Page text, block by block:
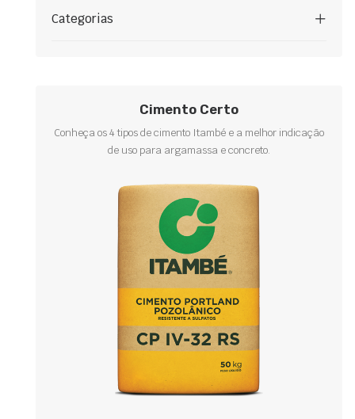
Categorias
Cimento Certo
Conheça os 4 tipos de cimento Itambé e a melhor indicação
de uso para argamassa e concreto.